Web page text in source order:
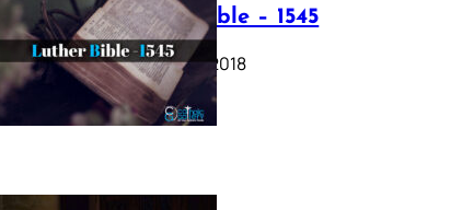
Luther Bible – 1545
October 17, 2018